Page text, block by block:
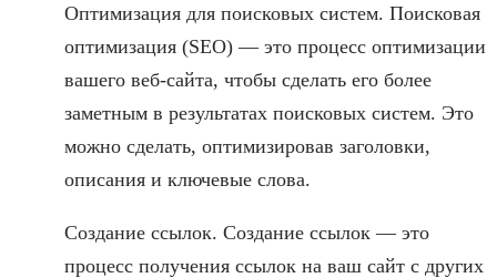
Оптимизация для поисковых систем. Поисковая
оптимизация (SEO) — это процесс оптимизации
вашего веб-сайта, чтобы сделать его более
заметным в результатах поисковых систем. Это
можно сделать, оптимизировав заголовки,
описания и ключевые слова.
Создание ссылок. Создание ссылок — это
процесс получения ссылок на ваш сайт с других